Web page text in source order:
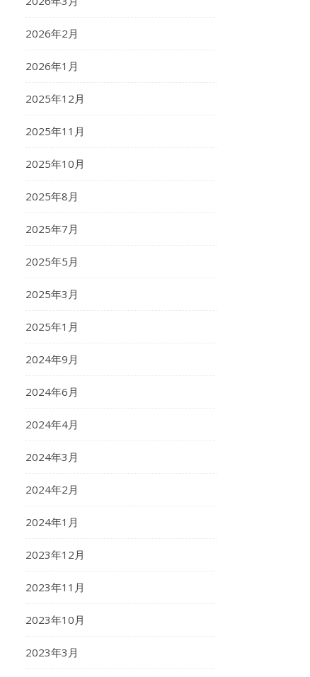
2026年2月
2026年1月
2025年12月
2025年11月
2025年10月
2025年8月
2025年7月
2025年5月
2025年3月
2025年1月
2024年9月
2024年6月
2024年4月
2024年3月
2024年2月
2024年1月
2023年12月
2023年11月
2023年10月
2023年3月